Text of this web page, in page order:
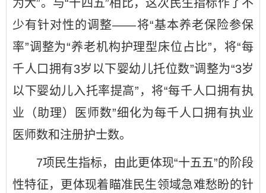
为大”。与“十四五”相比，这次民生指标作了不
少有针对性的调整——将“基本养老保险参保
率”调整为“养老机构护理型床位占比”，将“每
千人口拥有3岁以下婴幼儿托位数”调整为“3岁
以下婴幼儿入托率提高”，将“每千人口拥有执
业（助理）医师数”细化为每千人口拥有执业
医师数和注册护士数。
7项民生指标，由此更体现“十五五”的阶段
性特征，更体现着瞄准民生领域急难愁盼的针